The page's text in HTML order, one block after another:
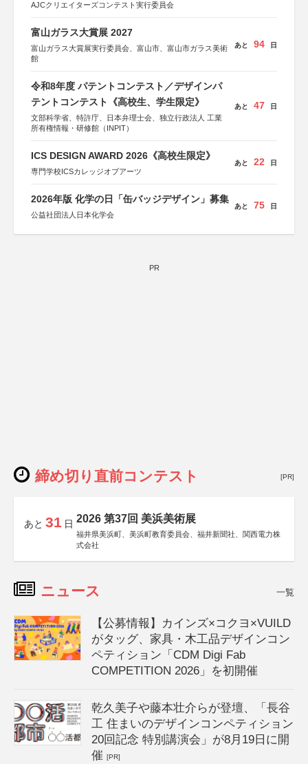
AJCクリエイターズコンテスト実行委員会
富山ガラス大賞展 2027
富山ガラス大賞展実行委員会、富山市、富山市ガラス美術
館
あと 94 日
令和8年度 パテントコンテスト／デザインパ
テントコンテスト《高校生、学生限定》
文部科学省、特許庁、日本弁理士会、独立行政法人 工業
所有権情報・研修館（INPIT）
あと 47 日
ICS DESIGN AWARD 2026《高校生限定》
専門学校ICSカレッジオブアーツ
あと 22 日
2026年版 化学の日「缶バッジデザイン」募集
公益社団法人日本化学会
あと 75 日
PR
締め切り直前コンテスト [PR]
あと 31 日 2026 第37回 美浜美術展
福井県美浜町、美浜町教育委員会、福井新聞社、関西電力株
式会社
ニュース 一覧
【公募情報】カインズ×コクヨ×VUILD
がタッグ、家具・木工品デザインコン
ペティション「CDM Digi Fab
COMPETITION 2026」を初開催
乾久美子や藤本壮介らが登壇、「長谷
工 住まいのデザインコンペティション
20回記念 特別講演会」が8月19日に開
催[PR]